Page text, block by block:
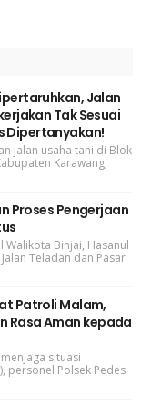
Jalan
Tak Sesuai
Dipertanyakan!
jalan usaha tani di Blok
Karawang,
Proses Pengerjaan
Binjai, Hasanul
Teladan dan Pasar
Patroli Malam,
Rasa Aman kepada
situasi
personel Polsek Pedes